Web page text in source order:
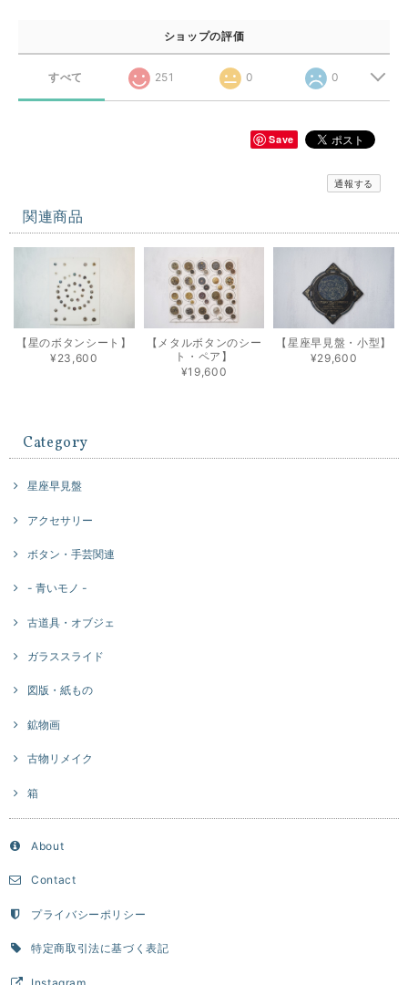
ショップの評価
すべて 251 0 0
Save
通報する
関連商品
【星のボタンシート】
¥23,600
【メタルボタンのシー
ト・ペア】
¥19,600
【星座早見盤・小型】
¥29,600
Category
星座早見盤
アクセサリー
ボタン・手芸関連
- 青いモノ -
古道具・オブジェ
ガラススライド
図版・紙もの
鉱物画
古物リメイク
箱
About
Contact
プライバシーポリシー
特定商取引法に基づく表記